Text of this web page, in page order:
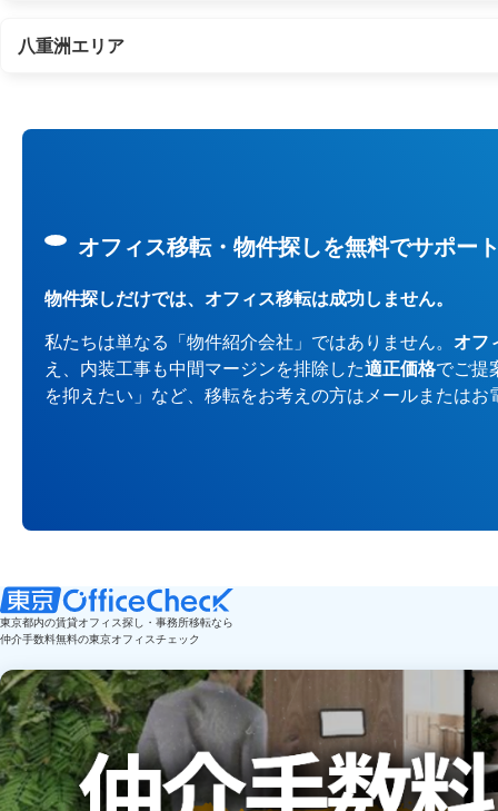
八重洲エリア
オフィス移転・物件探しを無料でサポー
物件探しだけでは、オフィス移転は成功しません。
私たちは単なる「物件紹介会社」ではありません。 オフ
え、内装工事も中間マージンを排除した適正価格でご提
を抑えたい」など、移転をお考えの方はメールまたは
東京都内の賃貸オフィス探し・事務所移転なら
仲介手数料無料の東京オフィスチェック